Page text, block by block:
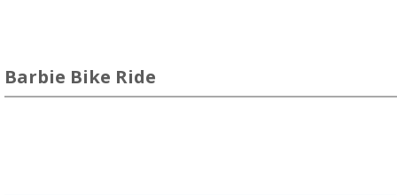
Barbie Bike Ride